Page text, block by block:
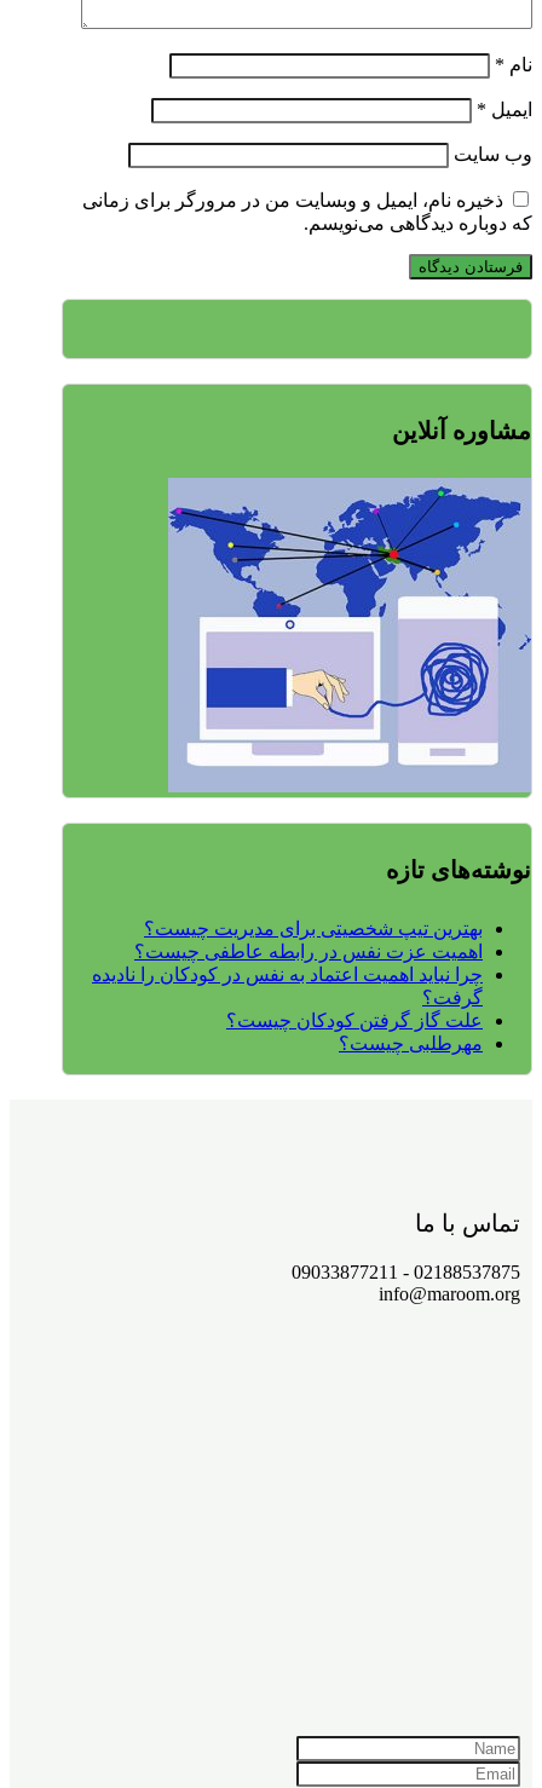
نام *
ایمیل *
وب‌ سایت
ذخیره نام، ایمیل و وبسایت من در مرورگر برای زمانی
که دوباره دیدگاهی می‌نویسم.
مشاوره آنلاین
نوشته‌های تازه
بهترین تیپ شخصیتی برای مدیریت چیست؟
اهمیت عزت نفس در رابطه عاطفی چیست؟
چرا نباید اهمیت اعتماد به نفس در کودکان را نادیده
گرفت؟
علت گاز گرفتن کودکان چیست؟
مهرطلبی چیست؟
تماس با ما
02188537875 - 09033877211
info@maroom.org